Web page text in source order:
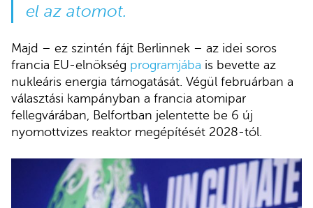
elaz atomot.
Majd – ez szintén fájt Berlinnek – az idei soros
francia EU-elnökség programjába is bevette az
nukleáris energia támogatását. Végül februárban a
választási kampányban a francia atomipar
fellegvárában, Belfortban jelentette be 6 új
nyomottvizes reaktor megépítését 2028-tól.